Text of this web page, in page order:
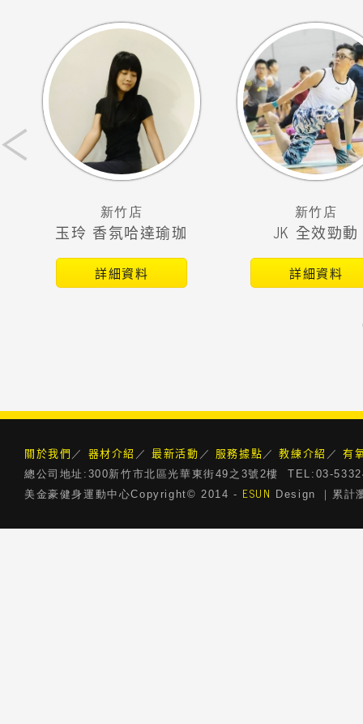
新竹店
玉玲 香氛哈達瑜珈
詳細資料
新竹店
JK 全效勁動
詳細資料
‹
關於我們 ／ 器材介紹 ／最新活動 ／ 服務據點 ／教練介紹 ／有
總公司地址:300新竹市北區光華東街49之3號2樓 TEL:03-
美金豪健身運動中心Copyright© 2014 - ESUN Design ｜累計